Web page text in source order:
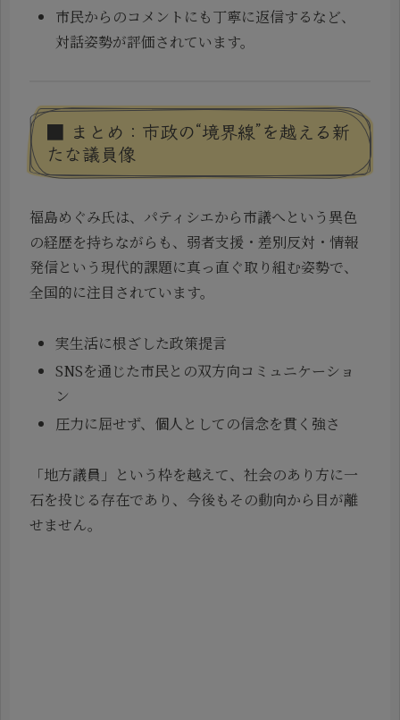
市民からのコメントにも丁寧に返信するなど、
対話姿勢が評価されています。
■ まとめ：市政の“境界線”を越える新
たな議員像
福島めぐみ氏は、パティシエから市議へという異色
の経歴を持ちながらも、弱者支援・差別反対・情報
発信という現代的課題に真っ直ぐ取り組む姿勢で、
全国的に注目されています。
実生活に根ざした政策提言
SNSを通じた市民との双方向コミュニケーショ
ン
圧力に屈せず、個人としての信念を貫く強さ
「地方議員」という枠を越えて、社会のあり方に一
石を投じる存在であり、今後もその動向から目が離
せません。